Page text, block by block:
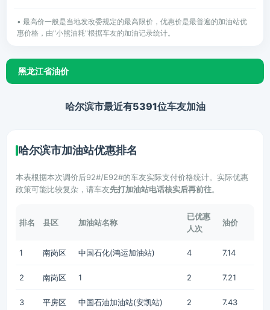
• 最高价一般是当地发改委规定的最高限价，优惠价是最普遍的加油站优
惠价格，由"小熊油耗"根据车友的加油记录统计。
黑龙江省油价
哈尔滨市最近有5391位车友加油
哈尔滨市加油站优惠排名
本表根据本次调价后92#/E92#的车友实际支付价格统计。实际优惠
政策可能比较复杂，请车友先打加油站电话核实后再前往。
排名 县区 加油站名称
已优惠
人次
油价
1 南岗区 中国石化(鸿运加油站) 4 7.14
2 南岗区 1 2 7.21
3 平房区 中国石油加油站(安凯站) 2 7.43